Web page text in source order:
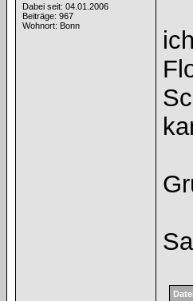
Dabei seit: 04.01.2006
Beiträge: 967
Wohnort: Bonn